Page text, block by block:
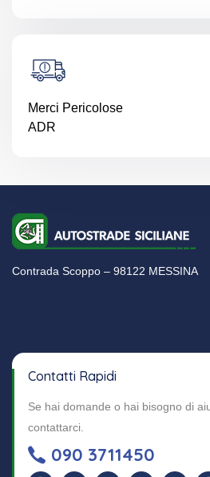
Merci Pericolose
ADR
Contrada Scoppo – 98122 MESSINA
Contatti Rapidi
Se hai domande o hai bisogno di
contattarci.
090 3711450